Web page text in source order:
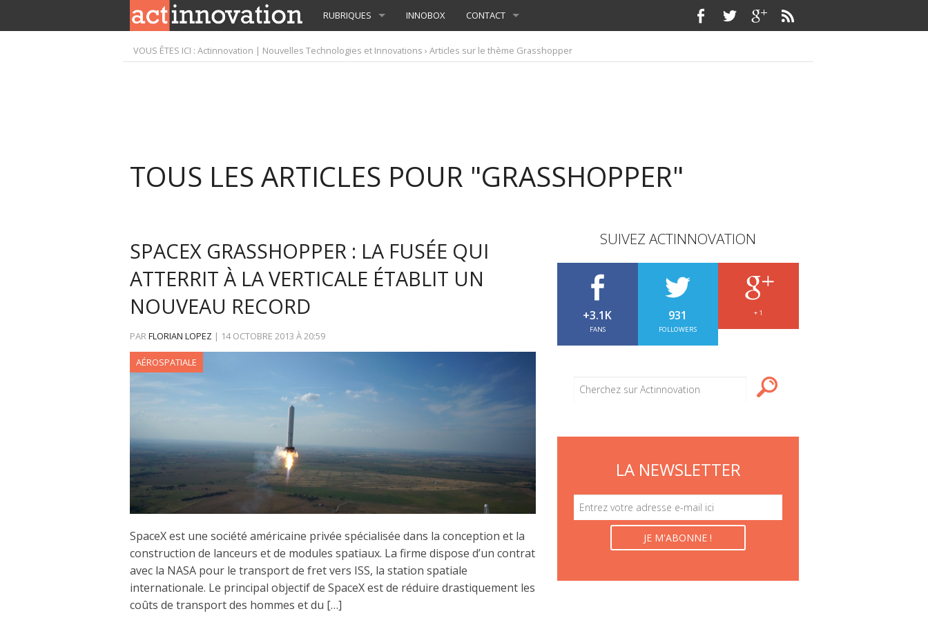
RUBRIQUES INNOBOX CONTACT
VOUS ÊTES ICI :Actinnovation | Nouvelles Technologies et Innovations › Articles sur le thème Grasshopper
TOUS LES ARTICLES POUR "GRASSHOPPER"
SPACEX GRASSHOPPER : LA FUSÉE QUI
ATTERRIT À LA VERTICALE ÉTABLIT UN
NOUVEAU RECORD
PARFLORIAN LOPEZ | 14 OCTOBRE 2013 À20:59
AÉROSPATIALE
SpaceX est une société américaine privée spécialisée dans la conception et la
construction de lanceurs et de modules spatiaux. La firme dispose d’un contrat
avec la NASA pour le transport de fret vers ISS, la station spatiale
internationale. Le principal objectif de SpaceX est de réduire drastiquement les
coûts de transport des hommes et du […]
SUIVEZ ACTINNOVATION
+3.1K
FANS
931
FOLLOWERS
+ 1
LA NEWSLETTER